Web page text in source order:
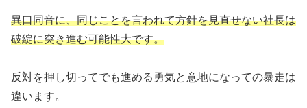
異口同音に、同じことを言われて方針を見直せない社長は
破綻に突き進む可能性大です。
反対を押し切ってでも進める勇気と意地になっての暴走は
違います。